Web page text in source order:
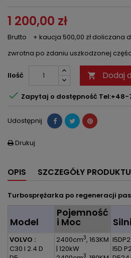
1 200,00 zł
Brutto
+ kaucja 500,00 zł
zwrotna po zdaniu uszkodzonej
Ilość  Dodaj
 Zapytaj o dostępność Tel:+48-
Udostępnij
 Drukuj
OPIS SZCZEGÓŁY PRODUKTU
Turbosprężarka po regeneracji
Model
Pojemność
i Moc
VOLVO :
C30 I 2.4 D
2400cm3, 163KM
| 120kW
3
I5DP2
I5D